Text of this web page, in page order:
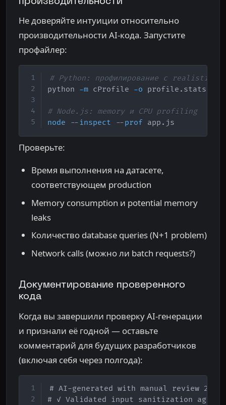
Не доверяйте интуиции относительно
производительности AI-кода. Запустите
профайлер:
# Python: профилирование с realistic
python -m cProfile -o profile.stats
# Node.js: memory и CPU profiling
node
--inspect --prof app.js
Copy
Проверьте:
Время выполнения на датасете,
соответствующем production
Memory consumption и potential memory
leaks
Количество database queries (N+1 problem)
Network calls (можно ли batch requests?)
Документирование проверенного
кода
Когда вы завершили проверку AI-генерации
и признали её годной — оставьте
комментарий для будущих разработчиков
(включая себя через полгода):
# AI-generated with manual review
# ✓ Validated input sanitization against
Copy